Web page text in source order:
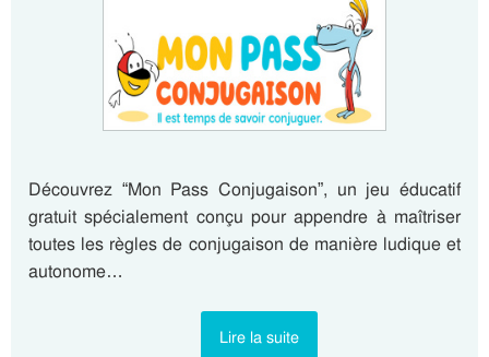
Découvrez “Mon Pass Conjugaison”, un jeu éducatif
gratuit spécialement conçu pour appendre à maîtriser
toutes les règles de conjugaison de manière ludique et
autonome…
Lire la suite